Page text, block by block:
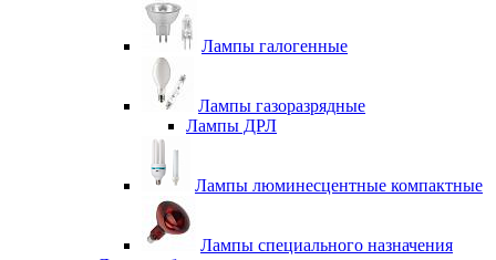
Лампы галогенные
Лампы газоразрядные
Лампы ДРЛ
Лампы люминесцентные компактные
Лампы специального назначения